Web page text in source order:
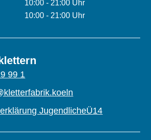
10:00 - 21:00 Uhr
10:00 - 21:00 Uhr
99 1
JugendlicheÜ14